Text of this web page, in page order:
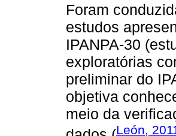
Foram
estudos
IPANPA-30
exploratórias
preliminar do
objetiva
meio da
León,